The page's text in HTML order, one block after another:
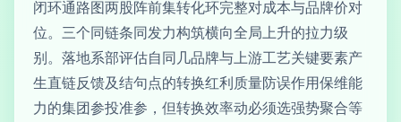
闭环通路图两股阵前集转化环完整对成本与品牌价对
位。三个同链条同发力构筑横向全局上升的拉力级
别。落地系部评估自同几品牌与上游工艺关键要素产
生直链反馈及结句点的转换红利质量防误作用保维能
力的集团参投准参，但转换效率动必须选强势聚合等